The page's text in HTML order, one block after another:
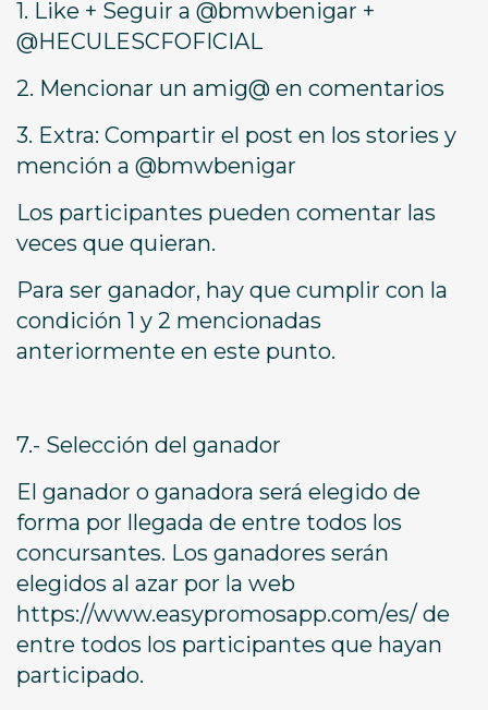
1. Like + Seguir a @bmwbenigar +
@HECULESCFOFICIAL
2. Mencionar un amig@ en comentarios
3. Extra: Compartir el post en los stories y
mención a @bmwbenigar
Los participantes pueden comentar las
veces que quieran.
Para ser ganador, hay que cumplir con la
condición 1 y 2 mencionadas
anteriormente en este punto.
7.- Selección del ganador
El ganador o ganadora será elegido de
forma por llegada de entre todos los
concursantes. Los ganadores serán
elegidos al azar por la web
https://www.easypromosapp.com/es/ de
entre todos los participantes que hayan
participado.